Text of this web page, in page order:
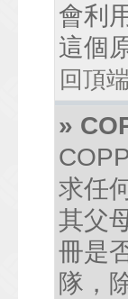
會利
這個
回頂端
»
求任
其父
冊是
隊，